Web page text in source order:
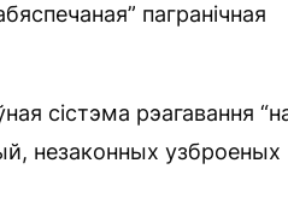
пагранічная
сістэма рэагавання
незаконных узброеных